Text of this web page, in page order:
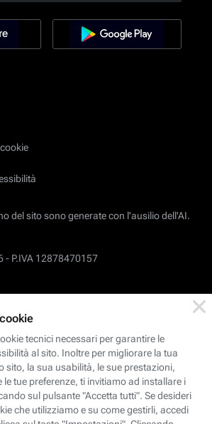
del sito sono generate con l'ausilio dell'AI.
- P.IVA 12878470157